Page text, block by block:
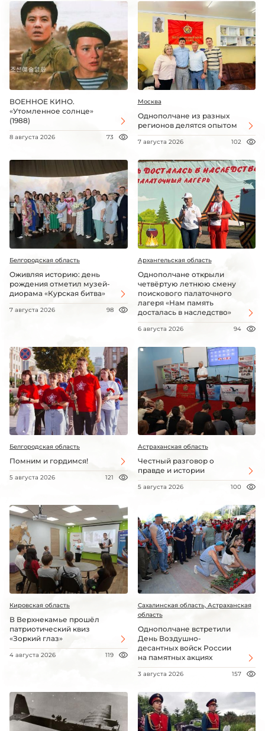
ВОЕННОЕ КИНО.
«Утомленное солнце»
(1988)
8 августа 2026 73
Москва
Однополчане из разных
регионов делятся опытом
7 августа 2026 102
Белгородская область
Оживляя историю: день
рождения отметил музей-
диорама «Курская битва»
7 августа 2026 98
Архангельская область
Однополчане открыли
четвёртую летнюю смену
поискового палаточного
лагеря «Нам память
досталась в наследство»
6 августа 2026 94
Белгородская область
Помним и гордимся!
5 августа 2026 121
Астраханская область
Честный разговор о
правде и истории
5 августа 2026 100
Кировская область
В Верхнекамье прошёл
патриотический квиз
«Зоркий глаз»
4 августа 2026 119
Сахалинская область, Астраханская
область
Однополчане встретили
День Воздушно-
десантных войск России
на памятных акциях
3 августа 2026 157